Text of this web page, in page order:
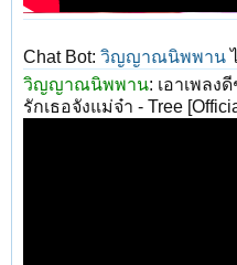
Chat Bot: วิญญาณนิพพาน
วิญญาณนิพพาน: เอาเพลง
รักเธอจังแม่จ๋า - Tree